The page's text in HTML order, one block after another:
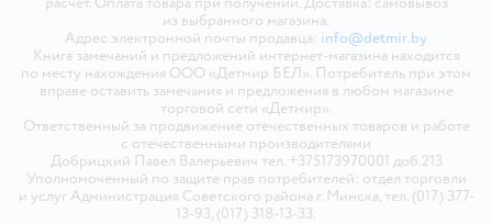
из выбранного магазина.
Адрес электронной почты продавца: info@detmir.by
Книга замечаний и предложений интернет-магазина находится
по месту нахождения ООО «Детмир БЕЛ». Потребитель при этом
вправе оставить замечания и предложения в любом магазине
торговой сети «Детмир».
Ответственный за продвижение отечественных товаров и работе
с отечественными производителями
Добрицкий Павел Валерьевич тел. +375173970001 доб.213
Уполномоченный по защите прав потребителей: отдел торговли
и услуг Администрация Советского района г. Минска, тел. (017) 377-
13-93, (017) 318-13-33.